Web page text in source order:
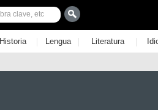
Historia | Lengua | Literatura |